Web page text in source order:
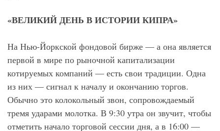
«ВЕЛИКИЙ ДЕНЬ В ИСТОРИИ КИПРА»
На Нью-Йоркской фондовой бирже — а она является
первой в мире по рыночной капитализации
котируемых компаний — есть свои традиции. Одна
из них — сигнал к началу и окончанию торгов.
Обычно это колокольный звон, сопровождаемый
тремя ударами молотка. В 9:30 утра он звучит, чтобы
отметить начало торговой сессии дня, а в 16:00 —